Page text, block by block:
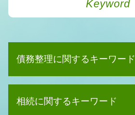
Keyword
債務整理に関するキーワード
自己破産 2回目
相続に関するキーワード